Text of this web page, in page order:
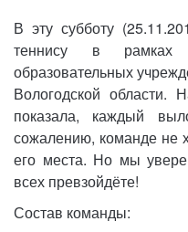
В эту субботу
теннису в рамках
образовательных
Вологодской области.
показала, каждый
сожалению, команде не
его места. Но мы
всех превзойдёте!
Состав команды: